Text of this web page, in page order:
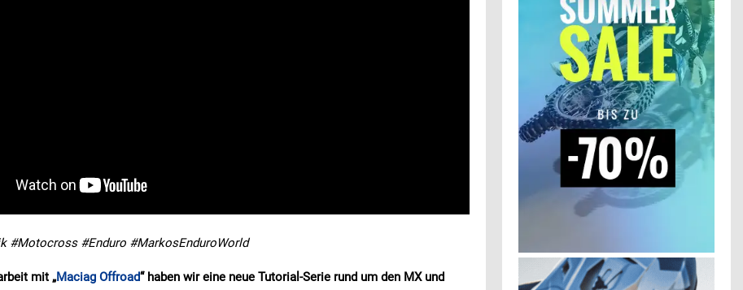
#Motocross #Enduro #MarkosEnduroWorld
mit „Maciag Offroad“ haben wir eine neue Tutorial-Serie rund um den MX und